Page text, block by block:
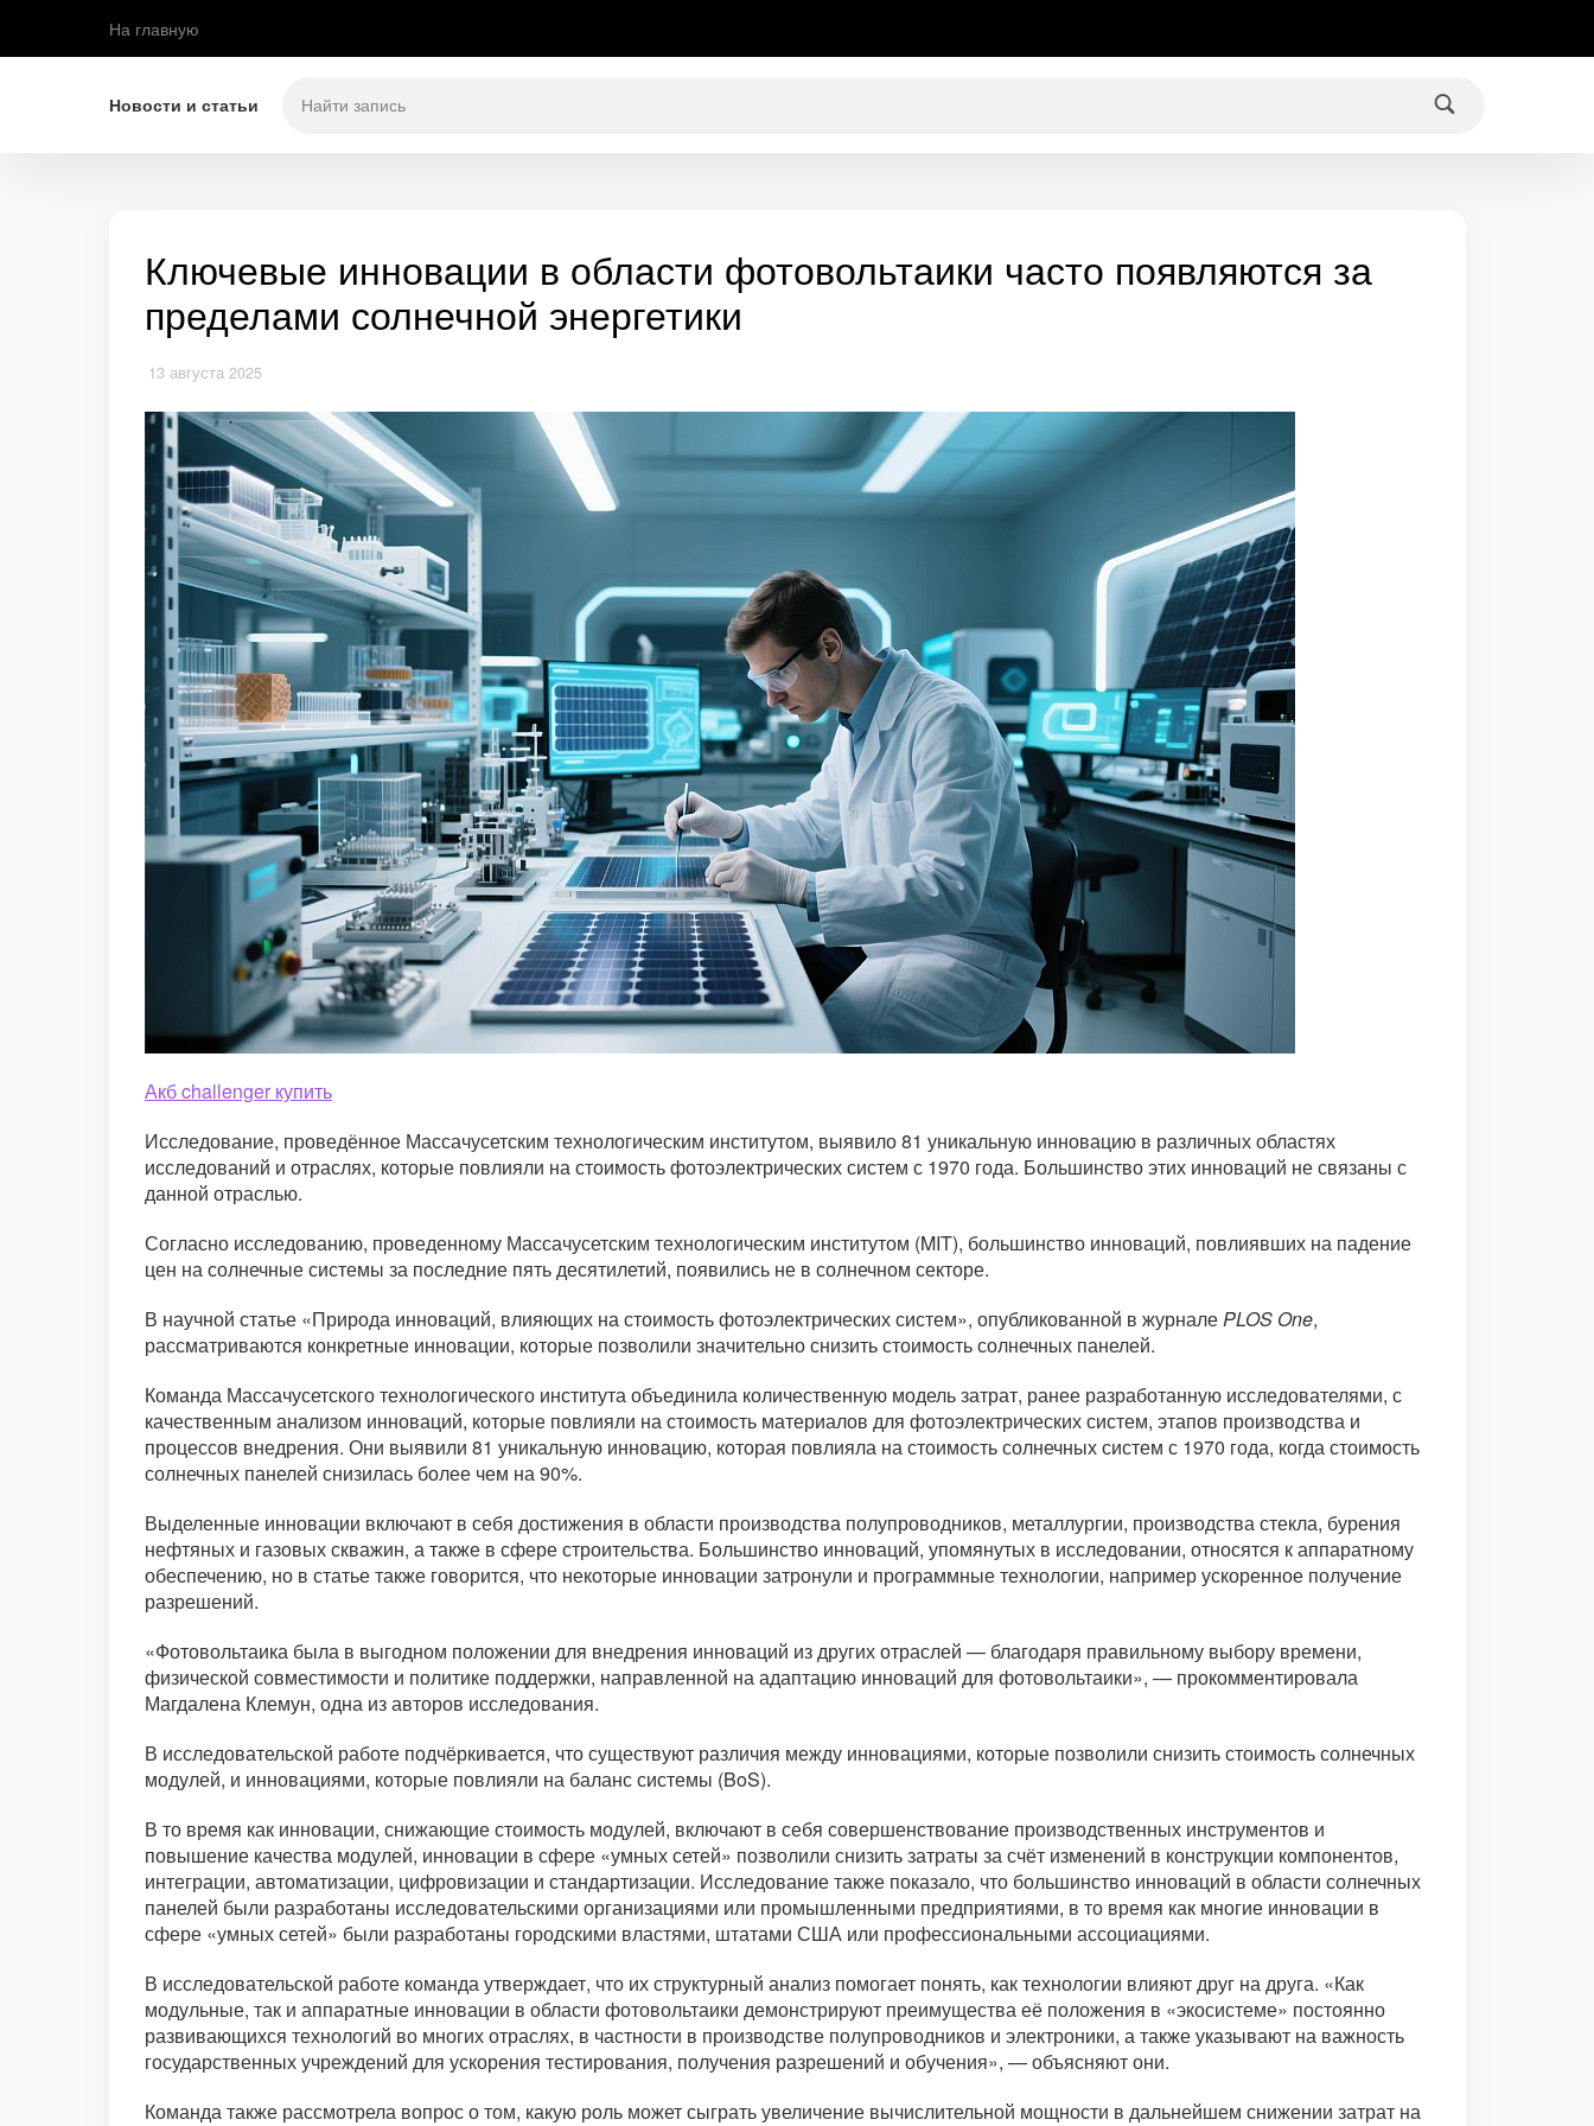
На главную
Новости и статьи
Ключевые инновации в области фотовольтаики часто появляются за
пределами солнечной энергетики
13 августа 2025
Акб challenger купить
Исследование, проведённое Массачусетским технологическим институтом, выявило 81 уникальную инновацию в различных областях
исследований и отраслях, которые повлияли на стоимость фотоэлектрических систем с 1970 года. Большинство этих инноваций не связаны с
данной отраслью.
Согласно исследованию, проведенному Массачусетским технологическим институтом (MIT), большинство инноваций, повлиявших на падение
цен на солнечные системы за последние пять десятилетий, появились не в солнечном секторе.
В научной статье «Природа инноваций, влияющих на стоимость фотоэлектрических систем», опубликованной в журналеPLOS One,
рассматриваются конкретные инновации, которые позволили значительно снизить стоимость солнечных панелей.
Команда Массачусетского технологического института объединила количественную модель затрат, ранее разработанную исследователями, с
качественным анализом инноваций, которые повлияли на стоимость материалов для фотоэлектрических систем, этапов производства и
процессов внедрения. Они выявили 81 уникальную инновацию, которая повлияла на стоимость солнечных систем с 1970 года, когда стоимость
солнечных панелей снизилась более чем на 90%.
Выделенные инновации включают в себя достижения в области производства полупроводников, металлургии, производства стекла, бурения
нефтяных и газовых скважин, а также в сфере строительства. Большинство инноваций, упомянутых в исследовании, относятся к аппаратному
обеспечению, но в статье также говорится, что некоторые инновации затронули и программные технологии, например ускоренное получение
разрешений.
«Фотовольтаика была в выгодном положении для внедрения инноваций из других отраслей — благодаря правильному выбору времени,
физической совместимости и политике поддержки, направленной на адаптацию инноваций для фотовольтаики», — прокомментировала
Магдалена Клемун, одна из авторов исследования.
В исследовательской работе подчёркивается, что существуют различия между инновациями, которые позволили снизить стоимость солнечных
модулей, и инновациями, которые повлияли на баланс системы (BoS).
В то время как инновации, снижающие стоимость модулей, включают в себя совершенствование производственных инструментов и
повышение качества модулей, инновации в сфере «умных сетей» позволили снизить затраты за счёт изменений в конструкции компонентов,
интеграции, автоматизации, цифровизации и стандартизации. Исследование также показало, что большинство инноваций в области солнечных
панелей были разработаны исследовательскими организациями или промышленными предприятиями, в то время как многие инновации в
сфере «умных сетей» были разработаны городскими властями, штатами США или профессиональными ассоциациями.
В исследовательской работе команда утверждает, что их структурный анализ помогает понять, как технологии влияют друг на друга. «Как
модульные, так и аппаратные инновации в области фотовольтаики демонстрируют преимущества её положения в «экосистеме» постоянно
развивающихся технологий во многих отраслях, в частности в производстве полупроводников и электроники, а также указывают на важность
государственных учреждений для ускорения тестирования, получения разрешений и обучения», — объясняют они.
Команда также рассмотрела вопрос о том, какую роль может сыграть увеличение вычислительной мощности в дальнейшем снижении затрат на